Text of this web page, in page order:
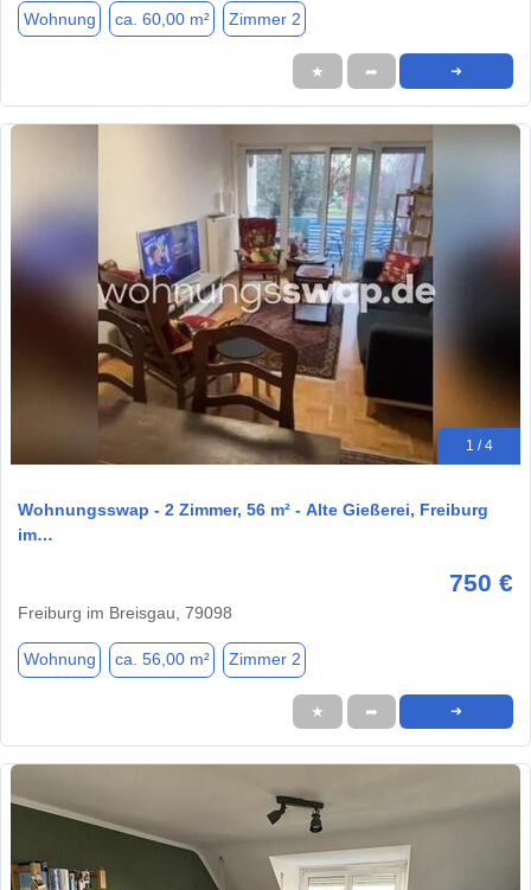
Wohnung ca. 60,00 m² Zimmer 2
★ ➦ ➜
1 / 4
Wohnungsswap - 2 Zimmer, 56 m² - Alte Gießerei, Freiburg
im…
750 €
Freiburg im Breisgau, 79098
Wohnung ca. 56,00 m² Zimmer 2
★ ➦ ➜